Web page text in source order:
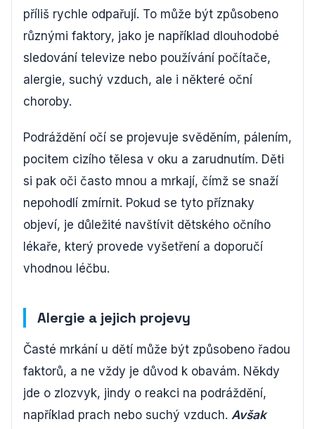
příliš rychle odpařují. To může být způsobeno
různými faktory, jako je například dlouhodobé
sledování televize nebo používání počítače,
alergie, suchý vzduch, ale i některé oční
choroby.
Podráždění očí se projevuje svěděním, pálením,
pocitem cizího tělesa v oku a zarudnutím. Děti
si pak oči často mnou a mrkají, čímž se snaží
nepohodlí zmírnit. Pokud se tyto příznaky
objeví, je důležité navštívit dětského očního
lékaře, který provede vyšetření a doporučí
vhodnou léčbu.
Alergie a jejich projevy
Časté mrkání u dětí může být způsobeno řadou
faktorů, a ne vždy je důvod k obavám. Někdy
jde o zlozvyk, jindy o reakci na podráždění,
například prach nebo suchý vzduch. Avšak